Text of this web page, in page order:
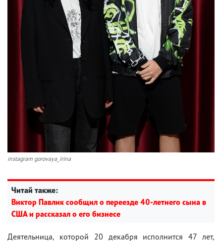
instagram gorovaya_irina
Читай также:
Виктор Павлик сообщил о переезде 40-летнего сына в
США и рассказал о его бизнесе
Деятельница, которой 20 декабря исполнится 47 лет,